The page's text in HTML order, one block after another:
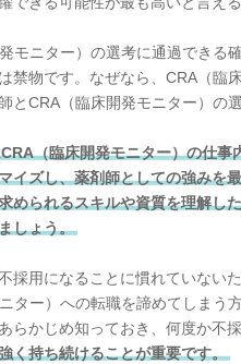
モニター）の選考に通過できる
禁物です。なぜなら、CRA（臨
とCRA（臨床開発モニター）の
（臨床開発モニター）の仕
イズし、薬剤師としての強みを
められるスキルや資質を理解し
しょう。
採用になることに慣れていない
ター）への転職を諦めてしまう
らかじめ知っておき、何度か不
く持ち続けることが重要です。